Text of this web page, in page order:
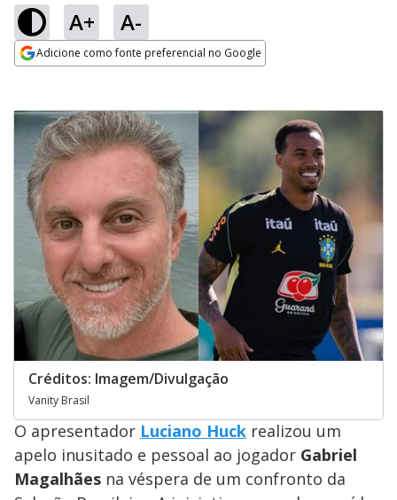
A+ A-
Adicione como fonte preferencial no Google
Créditos: Imagem/Divulgação
Vanity Brasil
O apresentador Luciano Huck realizou um
apelo inusitado e pessoal ao jogador Gabriel
Magalhães na véspera de um confronto da